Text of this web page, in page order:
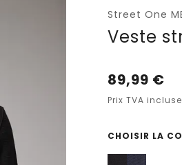
Street One
Veste
89,99 €
Prix TVA incluse
CHOISIR LA